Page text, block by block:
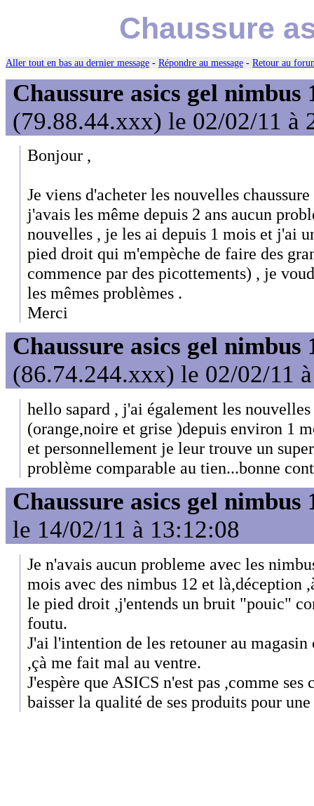
Chaussure
Aller tout en bas au dernier message - Répondre au message - Retour au
Chaussure asics gel nimbus
(79.88.44.xxx) le 02/02/11 à
Bonjour ,
Je viens d'acheter les nouvelles
j'avais les même depuis 2 ans aucun
nouvelles , je les ai depuis 1 mois et j'ai
pied droit qui m'empèche de faire des
commence par des picottements) , je
les mêmes problèmes .
Merci
Chaussure asics gel nimbus
(86.74.244.xxx) le 02/02/11
hello sapard , j'ai également les
(orange,noire et grise )depuis environ 1
et personnellement je leur trouve un
problème comparable au tien...bonne
Chaussure asics gel nimbus
le 14/02/11 à 13:12:08
Je n'avais aucun probleme avec les
mois avec des nimbus 12 et là,déception
le pied droit ,j'entends un bruit "pouic"
foutu.
J'ai l'intention de les retouner au magasin
,çà me fait mal au ventre.
J'espère que ASICS n'est pas ,comme
baisser la qualité de ses produits pour